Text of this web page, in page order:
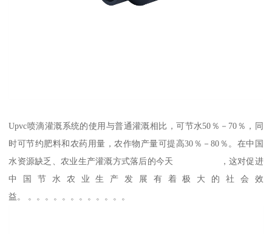
Upvc喷滴灌溉系统的使用与普通灌溉相比，可节水50％－70％，同
时可节约肥料和农药用量，农作物产量可提高30％－80％。在中国
水资源缺乏、农业生产灌溉方式落后的今天 ，这对促进
中国节水农业生产发展有着极大的社会效
益。 。。。。。。。。。。。。